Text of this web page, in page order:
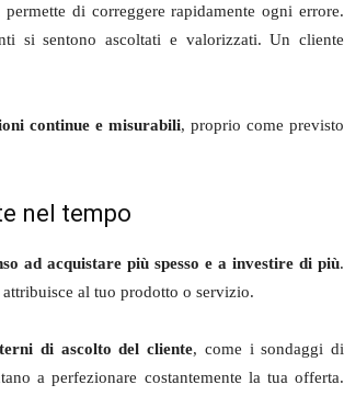
permette di correggere rapidamente ogni errore.
si sentono ascoltati e valorizzati. Un cliente
continue e misurabili, proprio come previsto
nel tempo
ad acquistare più spesso e a investire di più.
al tuo prodotto o servizio.
di ascolto del cliente, come i sondaggi di
a perfezionare costantemente la tua offerta.